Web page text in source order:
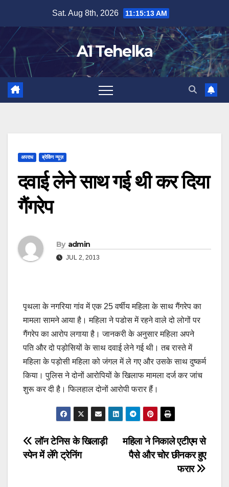
content
Sat. Aug 8th, 2026 11:15:13 AM
A1 Tehelka
अपराध ब्रेकिंग न्यूज़
दवाई लेने साथ गई थी कर दिया
गैंगरेप
By admin
JUL 2, 2013
पृथला के नगरिया गांव में एक 25 वर्षीय महिला के साथ गैंगरेप का
मामला सामने आया है। महिला ने पडोस में रहने वाले दो लोगों पर
गैंगरेप का आरोप लगाया है। जानकरी के अनुसार महिला अपने
पति और दो पड़ोसियों के साथ दवाई लेने गई थी। तब रास्ते में
महिला के पड़ोसी महिला को जंगल में ले गए और उसके साथ दुष्कर्म
किया। पुलिस ने दोनों आरोपियों के खिलाफ मामला दर्ज कर जांच
शुरू कर दी है। फिलहाल दोनों आरोपी फरार हैं।
Post
navigation
महिला ने निकाले एटीएम से
पैसे और चोर छीनकर हुए
फरार
लॉन टेनिस के खिलाड़ी
स्पेन में लेंगे ट्रेनिंग